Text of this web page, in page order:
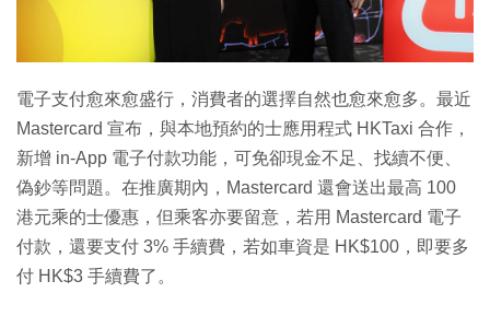
電子支付愈來愈盛行，消費者的選擇自然也愈來愈多。最近
Mastercard 宣布，與本地預約的士應用程式 HKTaxi 合作，
新增 in-App 電子付款功能，可免卻現金不足、找續不便、
偽鈔等問題。在推廣期內，Mastercard 還會送出最高 100
港元乘的士優惠，但乘客亦要留意，若用 Mastercard 電子
付款，還要支付 3% 手續費，若如車資是 HK$100，即要多
付 HK$3 手續費了。